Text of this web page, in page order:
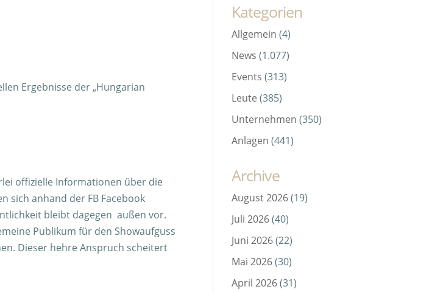
Ergebnisse der „Hungarian
offizielle Informationen über die
sich anhand der FB Facebook
bleibt dagegen außen vor.
Publikum für den Showaufguss
Dieser hehre Anspruch scheitert
Kategorien
Allgemein (4)
News (1.077)
Events (313)
Leute (385)
Unternehmen (350)
Anlagen (441)
Archive
August 2026(19)
Juli 2026(40)
Juni 2026(22)
Mai 2026(30)
April 2026(31)